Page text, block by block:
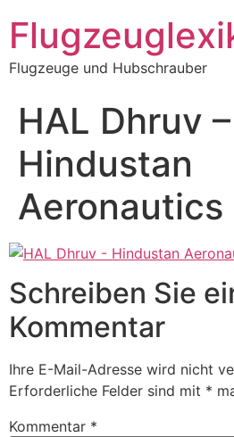
Inhalt
springen
Flugzeuge und Hubschrauber
HAL Dhruv –
Hindustan
Aeronautics
Schreiben Sie
Kommentar
Ihre E-Mail-Adresse wird nicht
Erforderliche Felder sind mit *
Kommentar *